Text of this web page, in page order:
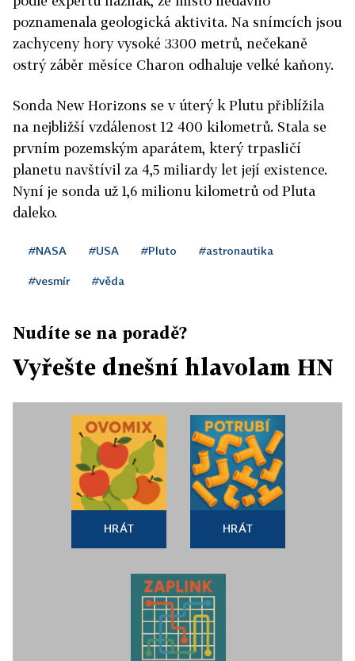
poznamenala geologická aktivita. Na snímcích jsou
zachyceny hory vysoké 3300 metrů, nečekaně
ostrý záběr měsíce Charon odhaluje velké kaňony.
Sonda New Horizons se v úterý k Plutu přiblížila
na nejbližší vzdálenost 12 400 kilometrů. Stala se
prvním pozemským aparátem, který trpasličí
planetu navštívil za 4,5 miliardy let její existence.
Nyní je sonda už 1,6 milionu kilometrů od Pluta
daleko.
#NASA #USA #Pluto #astronautika
#vesmír #věda
Nudíte se na poradě?
Vyřešte dnešní hlavolam HN
HRÁT HRÁT